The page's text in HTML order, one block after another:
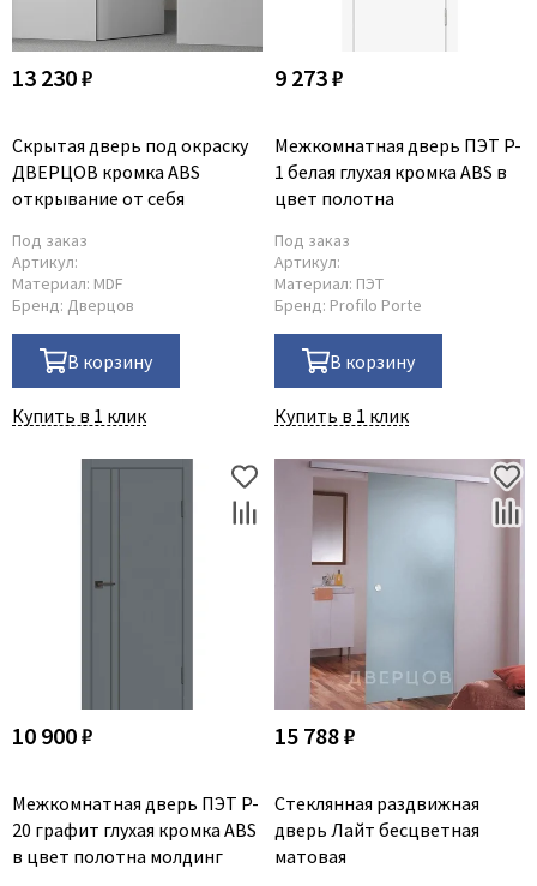
13 230 ₽
Скрытая дверь под окраску
ДВЕРЦОВ кромка ABS
открывание от себя
Под заказ
Артикул:
Материал: MDF
Бренд: Дверцов
В корзину
Купить в 1 клик
9 273 ₽
Межкомнатная дверь ПЭТ P-
1 белая глухая кромка ABS в
цвет полотна
Под заказ
Артикул:
Материал: ПЭТ
Бренд: Profilo Porte
В корзину
Купить в 1 клик
10 900 ₽
Межкомнатная дверь ПЭТ P-
20 графит глухая кромка ABS
в цвет полотна молдинг
15 788 ₽
Стеклянная раздвижная
дверь Лайт бесцветная
матовая